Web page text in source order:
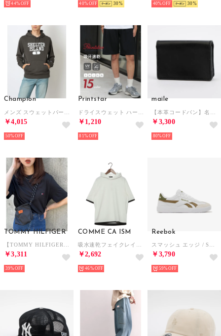
44% 40% 30 40% 30
Champion
￥4,015
50%
Printstar
￥1,210
81%
maile
￥3,300
80%
TOMMY HILFIGER
￥3,311
39%
COMME CA ISM
￥2,692
46%
Reebok
￥3,790
59%